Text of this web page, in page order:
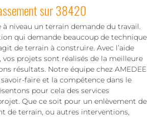
sur 38420
niveau un terrain demande du travail.
qui demande beaucoup de technique
de terrain à construire. Avec l’aide
vos projets sont réalisés de la meilleure
résultats. Notre équipe chez AMEDEE
faire et la compétence dans le
pour cela des services
Que ce soit pour un enlèvement de
de terrain, ou autres interventions,